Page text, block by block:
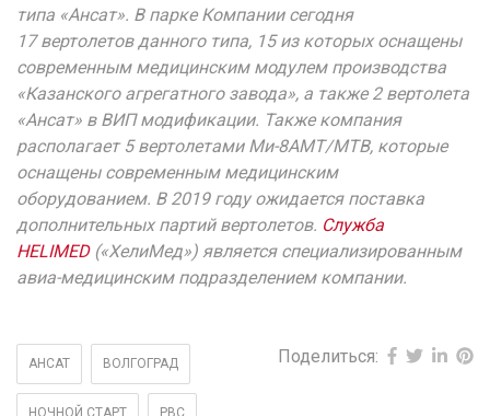
типа «Ансат». В парке Компании сегодня
17 вертолетов данного типа, 15 из которых оснащены
современным медицинским модулем производства
«Казанского агрегатного завода», а также 2 вертолета
«Ансат» в ВИП модификации. Также компания
располагает 5 вертолетами Ми-8АМТ/МТВ, которые
оснащены современным медицинским
оборудованием. В 2019 году ожидается поставка
дополнительных партий вертолетов. Служба
HELIMED(«ХелиМед») является специализированным
авиа-медицинским подразделением компании.
АНСАТ ВОЛГОГРАД
НОЧНОЙ СТАРТ РВС
Поделиться: